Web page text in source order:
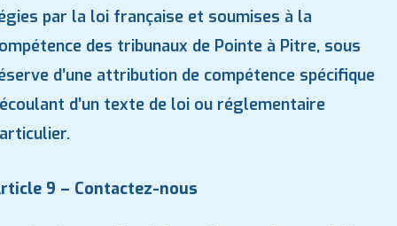
par la loi française et soumises à la
des tribunaux de Pointe à Pitre, sous
d’une attribution de compétence spécifique
d’un texte de loi ou réglementaire
9 – Contactez-nous